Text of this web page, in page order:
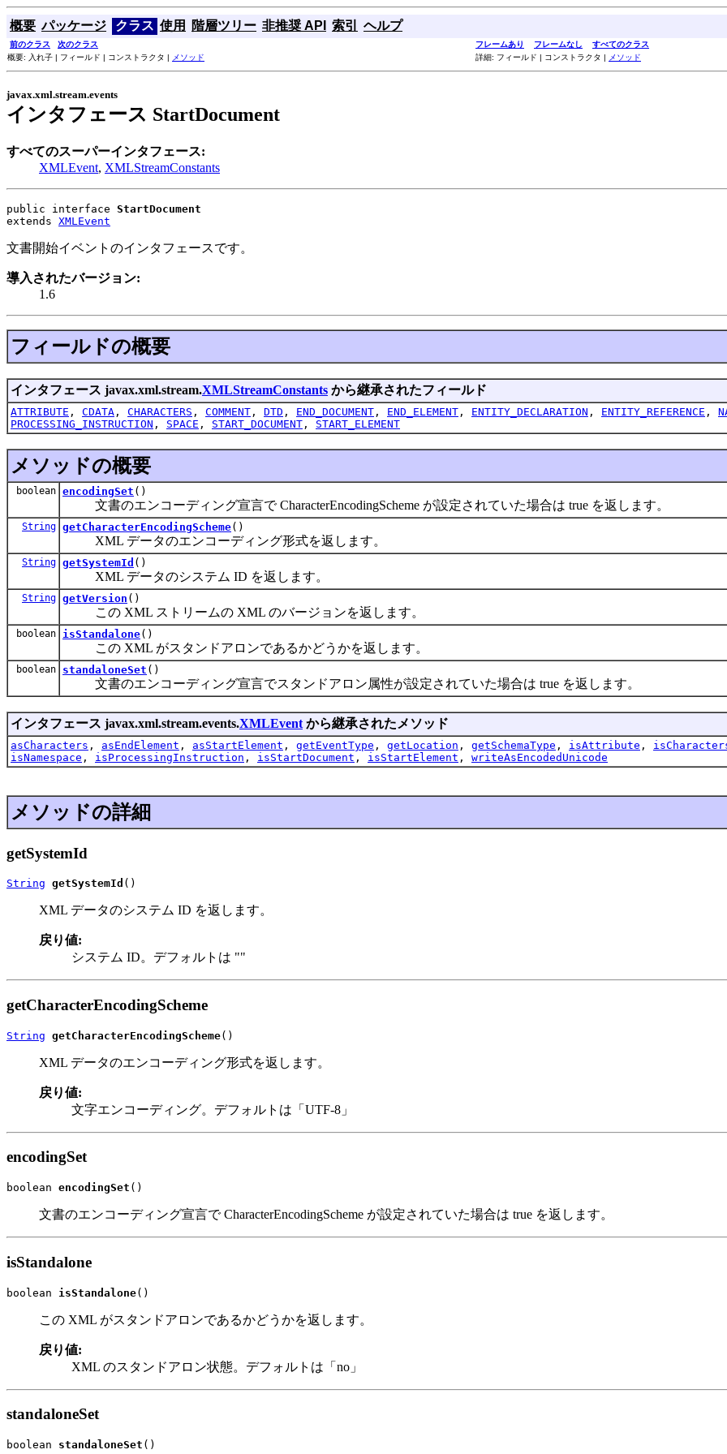
概要 パッケージ クラス 使用 階層ツリー 非推奨 API 索引 ヘルプ
前のクラス 次のクラス フレームあり フレームなし
すべてのクラス
概要: 入れ子 | フィールド | コンストラクタ |
メソッド 詳細: フィールド | コンストラクタ | メソッド
javax.xml.stream.events
インタフェース StartDocument
すべてのスーパーインタフェース:
XMLEvent, XMLStreamConstants
public interface StartDocument
extends XMLEvent
文書開始イベントのインタフェースです。
導入されたバージョン:
1.6
フィールドの概要
インタフェース javax.xml.stream.XMLStreamConstants から継承されたフィールド
ATTRIBUTE , CDATA , CHARACTERS , COMMENT , DTD , END_DOCUMENT , END_ELEMENT , ENTITY_DECLARATION , ENTITY_REFERENCE ,
PROCESSING_INSTRUCTION , SPACE , START_DOCUMENT , START_ELEMENT
メソッドの概要
boolean encodingSet ()
文書のエンコーディング宣言で CharacterEncodingScheme が設定されていた場合は true を返します。
String getCharacterEncodingScheme()
XML データのエンコーディング形式を返します。
String getSystemId ()
XML データのシステム ID を返します。
String getVersion ()
この XML ストリームの XML のバージョンを返します。
boolean isStandalone()
この XML がスタンドアロンであるかどうかを返します。
boolean standaloneSet ()
文書のエンコーディング宣言でスタンドアロン属性が設定されていた場合は true を返します。
インタフェース javax.xml.stream.events.XMLEvent から継承されたメソッド
asCharacters , asEndElement , asStartElement , getEventType , getLocation , getSchemaType , isAttribute ,
isNamespace , isProcessingInstruction , isStartDocument , isStartElement , writeAsEncodedUnicode
メソッドの詳細
getSystemId
String getSystemId ()
XML データのシステム ID を返します。
戻り値:
システム ID。デフォルトは ""
getCharacterEncodingScheme
String getCharacterEncodingScheme()
XML データのエンコーディング形式を返します。
戻り値:
文字エンコーディング。デフォルトは「UTF-8」
encodingSet
boolean encodingSet ()
文書のエンコーディング宣言で CharacterEncodingScheme が設定されていた場合は true を返します。
isStandalone
boolean isStandalone()
この XML がスタンドアロンであるかどうかを返します。
戻り値:
XML のスタンドアロン状態。デフォルトは「no」
standaloneSet
boolean standaloneSet ()